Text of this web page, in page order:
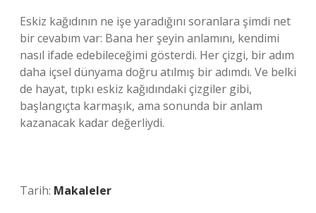
Eskiz kağıdının ne işe yaradığını soranlara şimdi net
bir cevabım var: Bana her şeyin anlamını, kendimi
nasıl ifade edebileceğimi gösterdi. Her çizgi, bir adım
daha içsel dünyama doğru atılmış bir adımdı. Ve belki
de hayat, tıpkı eskiz kağıdındaki çizgiler gibi,
başlangıçta karmaşık, ama sonunda bir anlam
kazanacak kadar değerliydi.
Tarih: Makaleler